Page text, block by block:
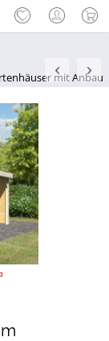
mit Anbau